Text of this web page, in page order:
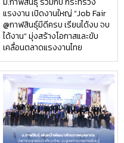
แรงงาน เปิดงานใหญ่ “Job Fair
@กาฬสินธุ์มีดีครบ เรียนได้งบ จบ
ได้งาน” มุ่งสร้างโอกาสและขับ
เคลื่อนตลาดแรงงานไทย